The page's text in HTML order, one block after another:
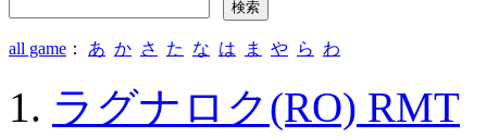
all game ： あ か さ た な は ま や ら わ
ラグナロク(RO) RMT